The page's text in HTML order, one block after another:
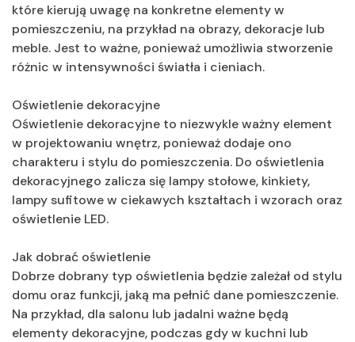
które kierują uwagę na konkretne elementy w
pomieszczeniu, na przykład na obrazy, dekoracje lub
meble. Jest to ważne, ponieważ umożliwia stworzenie
różnic w intensywności światła i cieniach.
Oświetlenie dekoracyjne
Oświetlenie dekoracyjne to niezwykle ważny element
w projektowaniu wnętrz, ponieważ dodaje ono
charakteru i stylu do pomieszczenia. Do oświetlenia
dekoracyjnego zalicza się lampy stołowe, kinkiety,
lampy sufitowe w ciekawych kształtach i wzorach oraz
oświetlenie LED.
Jak dobrać oświetlenie
Dobrze dobrany typ oświetlenia będzie zależał od stylu
domu oraz funkcji, jaką ma pełnić dane pomieszczenie.
Na przykład, dla salonu lub jadalni ważne będą
elementy dekoracyjne, podczas gdy w kuchni lub